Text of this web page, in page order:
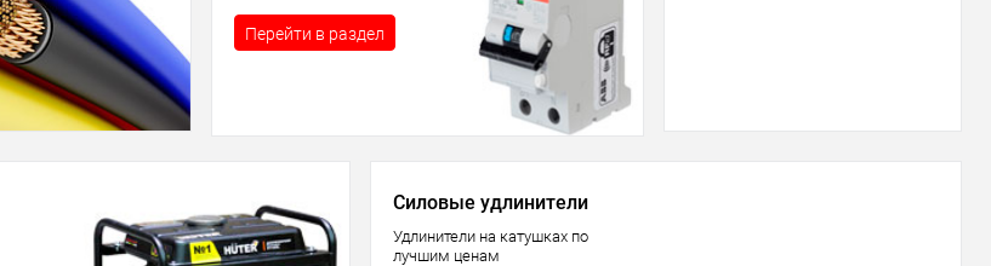
Перейти в раздел
Силовые удлинители
Удлинители на катушках по
лучшим ценам